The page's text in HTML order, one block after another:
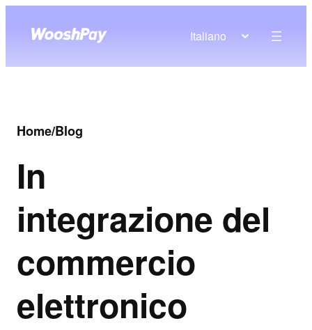
Italiano
Home/Blog
In
integrazione del
commercio
elettronico